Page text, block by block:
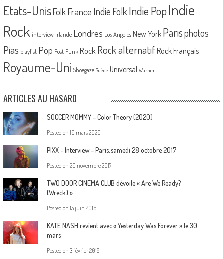
Etats-UnisFolk France Indie FolkIndie PopIndie
Rock interview Irlande Londres Los Angeles New York Parisphotos
Pias playlist Pop Post Punk Rock Rock alternatif Rock Français
Royaume-Uni Shoegaze Suède Universal Warner
ARTICLES AU HASARD
SOCCER MOMMY – Color Theory (2020)
Posted on 10 mars 2020
PIXX – Interview – Paris, samedi 28 octobre 2017
Posted on 20 novembre 2017
TWO DOOR CINEMA CLUB dévoile « Are We Ready?
(Wreck) »
Posted on 15 juin 2016
KATE NASH revient avec « Yesterday Was Forever » le 30
mars
Posted on 3 février 2018